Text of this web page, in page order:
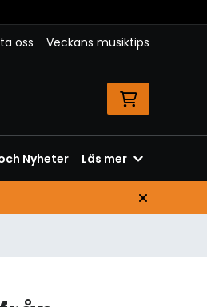
oss Veckans musiktips
Nyheter Läs mer